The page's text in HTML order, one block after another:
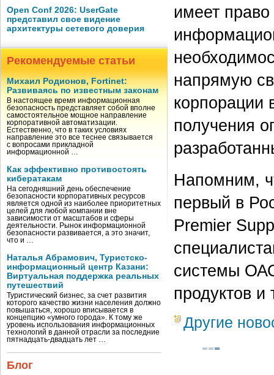
Open Conf 2026: UserGate
представил свое видение
архитектуры сетевого доверия
Рекомендуемые статьи
Михаил Родионов, Fortinet:
Развиваясь по известным законам
В настоящее время информационная
безопасность представляет собой вполне
самостоятельное мощное направление
корпоративной автоматизации.
Естественно, что в таких условиях
направление это все теснее связывается
с вопросами прикладной
информационной …
Как эффективно противостоять
кибератакам
На сегодняшний день обеспечение
безопасности корпоративных ресурсов
является одной из наиболее приоритетных
целей для любой компании вне
зависимости от масштабов и сферы
деятельности. Рынок информационной
безопасности развивается, а это значит,
что и …
Наталья Абрамович, Туристско-
информационный центр Казани:
Виртуальная поддержка реальных
путешествий
Туристический бизнес, за счет развития
которого качество жизни населения должно
повышаться, хорошо вписывается в
концепцию «умного города». К тому же
уровень использования информационных
технологий в данной отрасли за последние
пятнадцать-двадцать лет …
Блог
имеет
напрямую
получения
Напомним,
первый в
Premier
системы
продуктов и
Другие